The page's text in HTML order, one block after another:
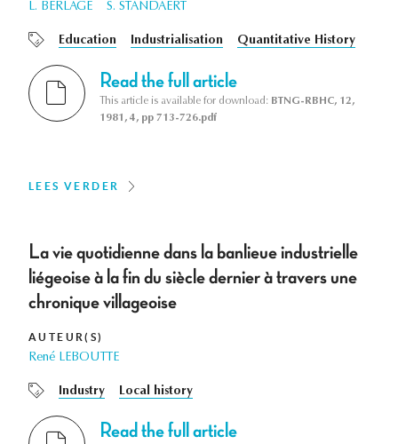
L. BERLAGE S. STANDAERT
Education Industrialisation Quantitative History
Read the full article
This article is available for download: BTNG-RBHC, 12,
1981, 4, pp 713-726.pdf
LEES VERDER
La vie quotidienne dans la banlieue industrielle
liégeoise à la fin du siècle dernier à travers une
chronique villageoise
AUTEUR(S)
René LEBOUTTE
Industry Local history
Read the full article